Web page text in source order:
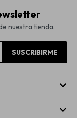
nuestra tienda.
SUSCRIBIRME